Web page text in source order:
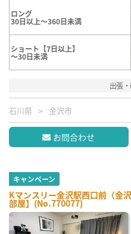
ロング
30日以上～360日未満
ショート【7日以上】
～30日未満
出張
石川県 金沢市
お問合わせ
キャンペーン
Kマンスリー金沢駅西口前（金
部屋】(No.770077)